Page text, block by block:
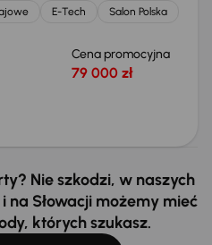
E-Tech
Salon Polska
Cena promocyjna
79 000 zł
Nie szkodzi, w naszych
na Słowacji możemy mieć
których szukasz.